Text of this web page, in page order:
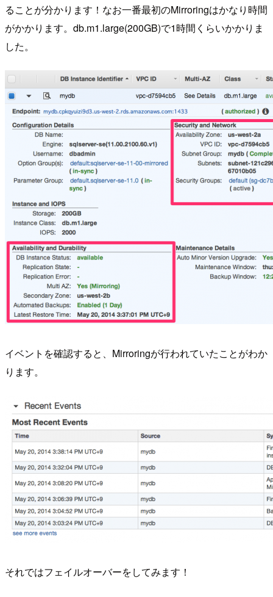
ることが分かります！なお一番最初のMirroringはかなり時間
がかかります。db.m1.large(200GB)で1時間くらいかかりま
した。
イベントを確認すると、Mirroringが行われていたことがわか
ります。
それではフェイルオーバーをしてみます！